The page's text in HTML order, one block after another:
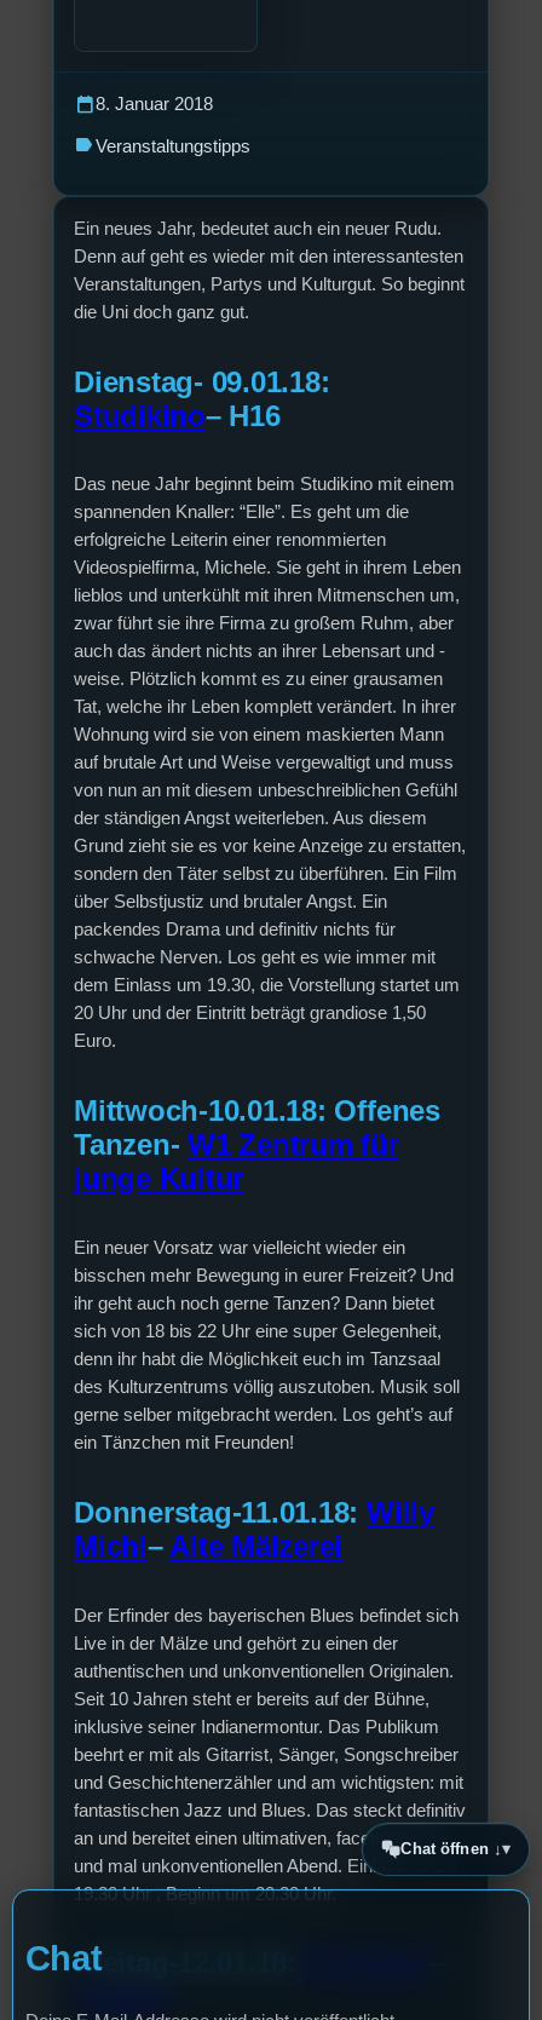
Ein neues Jahr, bedeutet auch ein neuer Rudu.
Denn auf geht es wieder mit den interessantesten
Veranstaltungen, Partys und Kulturgut. So beginnt
die Uni doch ganz gut.
Dienstag- 09.01.18:
Studikino– H16
Das neue Jahr beginnt beim Studikino mit einem
spannenden Knaller: “Elle”. Es geht um die
erfolgreiche Leiterin einer renommierten
Videospielfirma, Michele. Sie geht in ihrem Leben
lieblos und unterkühlt mit ihren Mitmenschen um,
zwar führt sie ihre Firma zu großem Ruhm, aber
auch das ändert nichts an ihrer Lebensart und -
weise. Plötzlich kommt es zu einer grausamen
Tat, welche ihr Leben komplett verändert. In ihrer
Wohnung wird sie von einem maskierten Mann
auf brutale Art und Weise vergewaltigt und muss
von nun an mit diesem unbeschreiblichen Gefühl
der ständigen Angst weiterleben. Aus diesem
Grund zieht sie es vor keine Anzeige zu erstatten,
sondern den Täter selbst zu überführen. Ein Film
über Selbstjustiz und brutaler Angst. Ein
packendes Drama und definitiv nichts für
schwache Nerven. Los geht es wie immer mit
dem Einlass um 19.30, die Vorstellung startet um
20 Uhr und der Eintritt beträgt grandiose 1,50
Euro.
Mittwoch-10.01.18: Offenes
Tanzen-W1 Zentrum für
junge Kultur
Ein neuer Vorsatz war vielleicht wieder ein
bisschen mehr Bewegung in eurer Freizeit? Und
ihr geht auch noch gerne Tanzen? Dann bietet
sich von 18 bis 22 Uhr eine super Gelegenheit,
denn ihr habt die Möglichkeit euch im Tanzsaal
des Kulturzentrums völlig auszutoben. Musik soll
gerne selber mitgebracht werden. Los geht’s auf
ein Tänzchen mit Freunden!
Donnerstag-11.01.18: Willy
Michl– Alte Mälzerei
Der Erfinder des bayerischen Blues befindet sich
Live in der Mälze und gehört zu einen der
authentischen und unkonventionellen Originalen.
Seit 10 Jahren steht er bereits auf der Bühne,
inklusive seiner Indianermontur. Das Publikum
beehrt er mit als Gitarrist, Sänger, Songschreiber
und Geschichtenerzähler und am wichtigsten: mit
fantastischen Jazz und Blues. Das steckt definitiv
an und bereitet einen ultimativen, facettenreichen
und mal unkonventionellen Abend. Einlass ist um
19.30 Uhr , Beginn um 20.30 Uhr.
Freitag-12.01.18:
calendar_today8. Januar 2018
labelVeranstaltungstipps
Chat öffnen ↓
Chat